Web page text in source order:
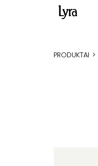
PRODUKTAI >